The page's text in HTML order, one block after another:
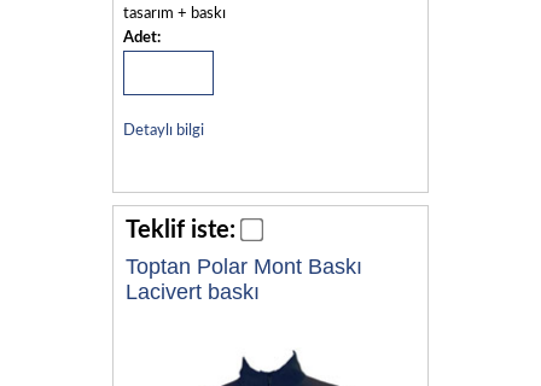
tasarım + baskı
Adet:
Detaylı bilgi
Teklif iste:
Toptan Polar Mont Baskı
Lacivert baskı